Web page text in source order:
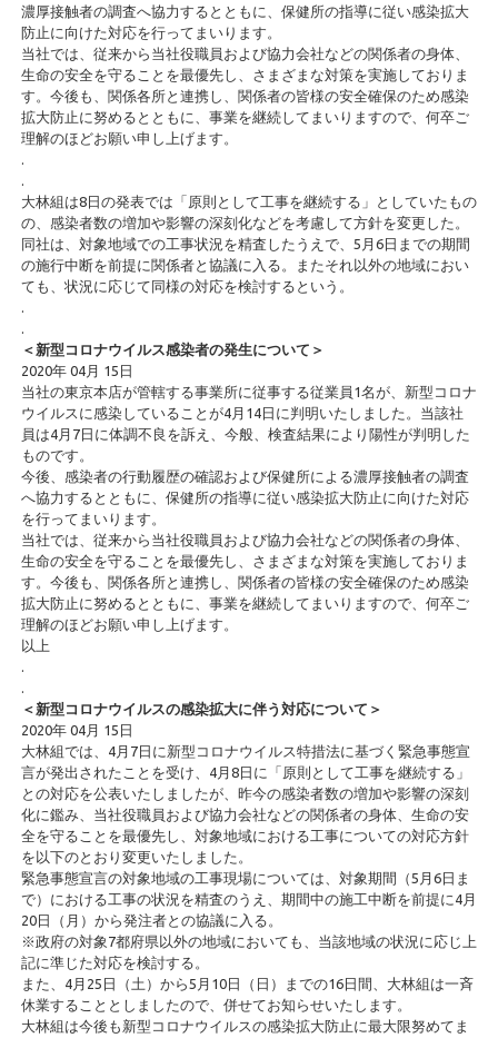
濃厚接触者の調査へ協力するとともに、保健所の指導に従い感染拡大
防止に向けた対応を行ってまいります。
当社では、従来から当社役職員および協力会社などの関係者の身体、
生命の安全を守ることを最優先し、さまざまな対策を実施しておりま
す。今後も、関係各所と連携し、関係者の皆様の安全確保のため感染
拡大防止に努めるとともに、事業を継続してまいりますので、何卒ご
理解のほどお願い申し上げます。
.
.
大林組は8日の発表では「原則として工事を継続する」としていたもの
の、感染者数の増加や影響の深刻化などを考慮して方針を変更した。
同社は、対象地域での工事状況を精査したうえで、5月6日までの期間
の施行中断を前提に関係者と協議に入る。またそれ以外の地域におい
ても、状況に応じて同様の対応を検討するという。
.
.
＜新型コロナウイルス感染者の発生について＞
2020年 04月 15日
当社の東京本店が管轄する事業所に従事する従業員1名が、新型コロナ
ウイルスに感染していることが4月14日に判明いたしました。当該社
員は4月7日に体調不良を訴え、今般、検査結果により陽性が判明した
ものです。
今後、感染者の行動履歴の確認および保健所による濃厚接触者の調査
へ協力するとともに、保健所の指導に従い感染拡大防止に向けた対応
を行ってまいります。
当社では、従来から当社役職員および協力会社などの関係者の身体、
生命の安全を守ることを最優先し、さまざまな対策を実施しておりま
す。今後も、関係各所と連携し、関係者の皆様の安全確保のため感染
拡大防止に努めるとともに、事業を継続してまいりますので、何卒ご
理解のほどお願い申し上げます。
以上
.
.
＜新型コロナウイルスの感染拡大に伴う対応について＞
2020年 04月 15日
大林組では、4月7日に新型コロナウイルス特措法に基づく緊急事態宣
言が発出されたことを受け、4月8日に「原則として工事を継続する」
との対応を公表いたしましたが、昨今の感染者数の増加や影響の深刻
化に鑑み、当社役職員および協力会社などの関係者の身体、生命の安
全を守ることを最優先し、対象地域における工事についての対応方針
を以下のとおり変更いたしました。
緊急事態宣言の対象地域の工事現場については、対象期間（5月6日ま
で）における工事の状況を精査のうえ、期間中の施工中断を前提に4月
20日（月）から発注者との協議に入る。
※政府の対象7都府県以外の地域においても、当該地域の状況に応じ上
記に準じた対応を検討する。
また、4月25日（土）から5月10日（日）までの16日間、大林組は一斉
休業することとしましたので、併せてお知らせいたします。
大林組は今後も新型コロナウイルスの感染拡大防止に最大限努めてま